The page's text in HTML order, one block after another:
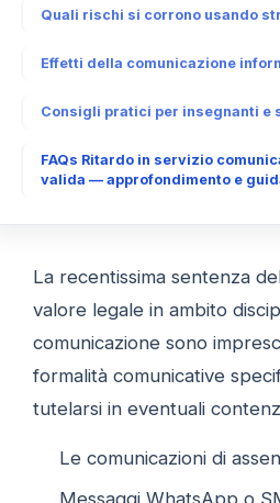
Quali rischi si corrono usando
Effetti della comunicazione
Consigli pratici per insegnanti e
FAQs Ritardo in servizio
valida — approfondimento e
La recentissima sentenza
valore legale in ambito
comunicazione sono
formalità comunicative
tutelarsi in eventuali
Le comunicazioni di
Messaggi WhatsApp o